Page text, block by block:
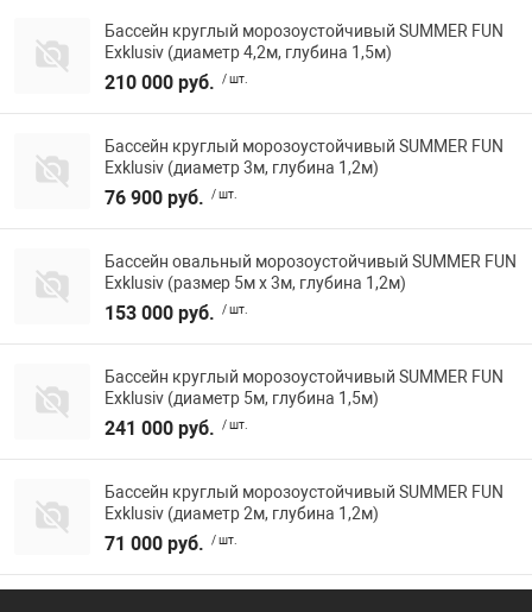
Бассейн круглый морозоустойчивый SUMMER FUN
Exklusiv (диаметр 4,2м, глубина 1,5м)
210 000 руб. / шт.
Бассейн круглый морозоустойчивый SUMMER FUN
Exklusiv (диаметр 3м, глубина 1,2м)
76 900 руб. / шт.
Бассейн овальный морозоустойчивый SUMMER FUN
Exklusiv (размер 5м х 3м, глубина 1,2м)
153 000 руб. / шт.
Бассейн круглый морозоустойчивый SUMMER FUN
Exklusiv (диаметр 5м, глубина 1,5м)
241 000 руб. / шт.
Бассейн круглый морозоустойчивый SUMMER FUN
Exklusiv (диаметр 2м, глубина 1,2м)
71 000 руб. / шт.